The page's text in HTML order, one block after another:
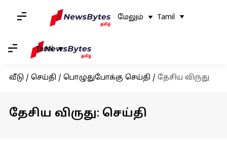
மேலும் Tamil
Tamil
வீடு / செய்தி / பொழுதுபோக்கு செய்தி / தேசிய விருது
தேசிய விருது: செய்தி